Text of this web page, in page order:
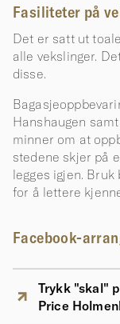
Fasiliteter på
Det er satt ut
alle vekslinger.
disse.
Hanshaugen
minner om at
stedene skjer på
legges igjen.
for å lettere
Facebook-
Trykk "skal"
Price